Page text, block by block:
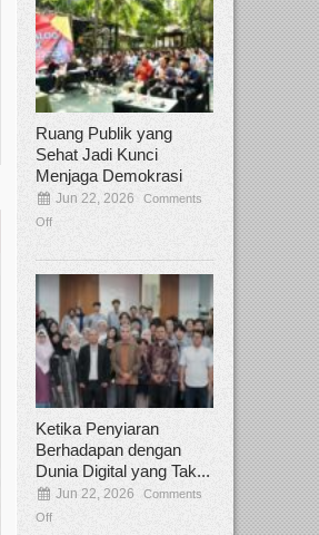
Ruang Publik yang
Sehat Jadi Kunci
Menjaga Demokrasi
Jun 22, 2026
Comments
Off
Ketika Penyiaran
Berhadapan dengan
Dunia Digital yang Tak...
Jun 22, 2026
Comments
Off